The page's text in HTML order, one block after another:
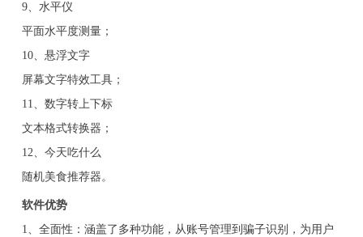
9、水平仪
平面水平度测量；
10、悬浮文字
屏幕文字特效工具；
11、数字转上下标
文本格式转换器；
12、今天吃什么
随机美食推荐器。
软件优势
1、全面性：涵盖了多种功能，从账号管理到骗子识别，为用户